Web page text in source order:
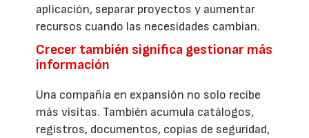
aplicación, separar proyectos y aumentar
recursos cuando las necesidades cambian.
Crecer también significa gestionar más
información
Una compañía en expansión no solo recibe
más visitas. También acumula catálogos,
registros, documentos, copias de seguridad,